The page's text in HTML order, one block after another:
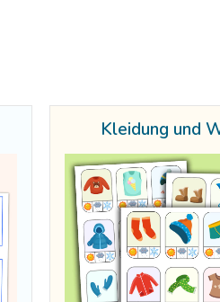
Kleidung und